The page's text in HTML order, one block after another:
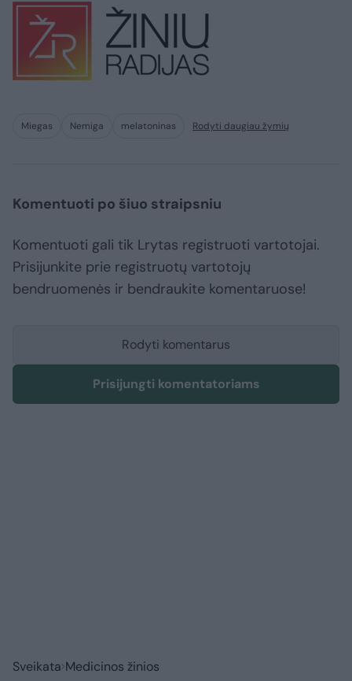
Miegas Nemiga melatoninas Rodyti daugiau žymių
Komentuoti po šiuo straipsniu
Komentuoti gali tik Lrytas registruoti vartotojai.
Prisijunkite prie registruotų vartotojų
bendruomenės ir bendraukite komentaruose!
Rodyti komentarus
Prisijungti komentatoriams
Sveikata Medicinos žinios